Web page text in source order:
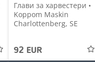
Глави за харвестери •
Koppom Maskin
Charlottenberg, SE
92 EUR